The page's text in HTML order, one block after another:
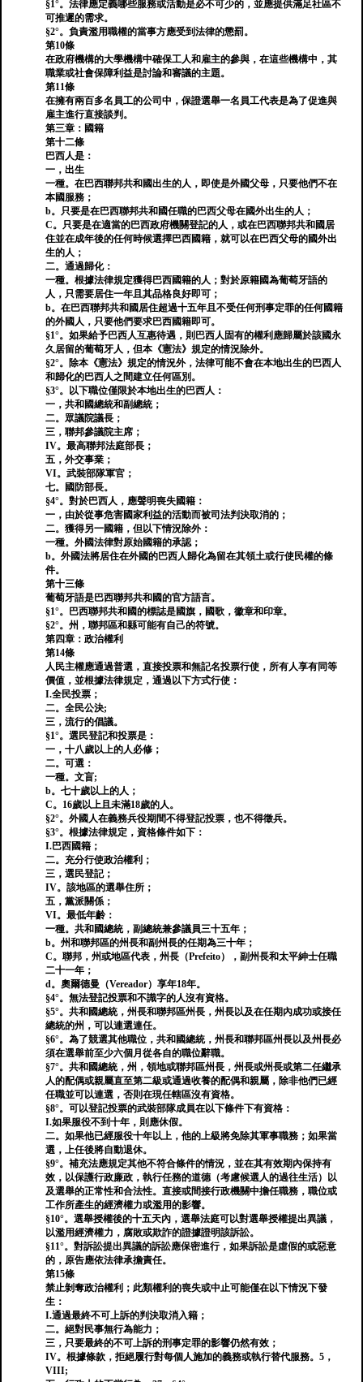
§1°。法律應定義哪些服務或活動是必不可少的，並應提供滿足社區不
可推遲的需求。
§2°。負責濫用職權的當事方應受到法律的懲罰。
第10條
在政府機構的大學機構中確保工人和雇主的參與，在這些機構中，其
職業或社會保障利益是討論和審議的主題。
第11條
在擁有兩百多名員工的公司中，保證選舉一名員工代表是為了促進與
雇主進行直接談判。
第三章：國籍
第十二條
巴西人是：
一，出生
一種。在巴西聯邦共和國出生的人，即使是外國父母，只要他們不在
本國服務；
b。只要是在巴西聯邦共和國任職的巴西父母在國外出生的人；
C。只要是在適當的巴西政府機關登記的人，或在巴西聯邦共和國居
住並在成年後的任何時候選擇巴西國籍，就可以在巴西父母的國外出
生的人；
二。通過歸化：
一種。根據法律規定獲得巴西國籍的人；對於原籍國為葡萄牙語的
人，只需要居住一年且其品格良好即可；
b。在巴西聯邦共和國居住超過十五年且不受任何刑事定罪的任何國籍
的外國人，只要他們要求巴西國籍即可。
§1°。如果給予巴西人互惠待遇，則巴西人固有的權利應歸屬於該國永
久居留的葡萄牙人，但本《憲法》規定的情況除外。
§2°。除本《憲法》規定的情況外，法律可能不會在本地出生的巴西人
和歸化的巴西人之間建立任何區別。
§3°。以下職位僅限於本地出生的巴西人：
一，共和國總統和副總統；
二。眾議院議長；
三，聯邦參議院主席；
IV。最高聯邦法庭部長；
五，外交事業；
VI。武裝部隊軍官；
七。國防部長。
§4°。對於巴西人，應聲明喪失國籍：
一，由於從事危害國家利益的活動而被司法判決取消的；
二。獲得另一國籍，但以下情況除外：
一種。外國法律對原始國籍的承認；
b。外國法將居住在外國的巴西人歸化為留在其領土或行使民權的條
件。
第十三條
葡萄牙語是巴西聯邦共和國的官方語言。
§1°。巴西聯邦共和國的標誌是國旗，國歌，徽章和印章。
§2°。州，聯邦區和縣可能有自己的符號。
第四章：政治權利
第14條
人民主權應通過普選，直接投票和無記名投票行使，所有人享有同等
價值，並根據法律規定，通過以下方式行使：
I.全民投票；
二。全民公決;
三，流行的倡議。
§1°。選民登記和投票是：
一，十八歲以上的人必修；
二。可選：
一種。文盲;
b。七十歲以上的人；
C。16歲以上且未滿18歲的人。
§2°。外國人在義務兵役期間不得登記投票，也不得徵兵。
§3°。根據法律規定，資格條件如下：
I.巴西國籍；
二。充分行使政治權利；
三，選民登記；
IV。該地區的選舉住所；
五，黨派關係；
VI。最低年齡：
一種。共和國總統，副總統兼參議員三十五年；
b。州和聯邦區的州長和副州長的任期為三十年；
C。聯邦，州或地區代表，州長（Prefeito），副州長和太平紳士任職
二十一年；
d。奧爾德曼（Vereador）享年18年。
§4°。無法登記投票和不識字的人沒有資格。
§5°。共和國總統，州長和聯邦區州長，州長以及在任期內成功或接任
總統的州，可以連選連任。
§6°。為了競選其他職位，共和國總統，州長和聯邦區州長以及州長必
須在選舉前至少六個月從各自的職位辭職。
§7°。共和國總統，州，領地或聯邦區州長，州長或州長或第二任繼承
人的配偶或親屬直至第二級或通過收養的配偶和親屬，除非他們已經
任職並可以連選，否則在現任轄區沒有資格。
§8°。可以登記投票的武裝部隊成員在以下條件下有資格：
I.如果服役不到十年，則應休假。
二。如果他已經服役十年以上，他的上級將免除其軍事職務；如果當
選，上任後將自動退休。
§9°。補充法應規定其他不符合條件的情況，並在其有效期內保持有
效，以保護行政廉政，執行任務的道德（考慮候選人的過往生活）以
及選舉的正常性和合法性。直接或間接行政機關中擔任職務，職位或
工作所產生的經濟權力或濫用的影響。
§10°。選舉授權後的十五天內，選舉法庭可以對選舉授權提出異議，
以濫用經濟權力，腐敗或欺詐的證據證明該訴訟。
§11°。對訴訟提出異議的訴訟應保密進行，如果訴訟是虛假的或惡意
的，原告應依法律承擔責任。
第15條
禁止剝奪政治權利；此類權利的喪失或中止可能僅在以下情況下發
生：
I.通過最終不可上訴的判決取消入籍；
二。絕對民事無行為能力；
三，只要最終的不可上訴的刑事定罪的影響仍然有效；
IV。根據條款，拒絕履行對每個人施加的義務或執行替代服務。5，
VIII;